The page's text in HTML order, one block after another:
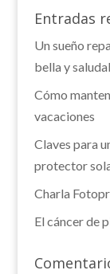
Entradas
Un sueño
bella y
Cómo
vacaciones
Claves para
protector
Charla
El cáncer de